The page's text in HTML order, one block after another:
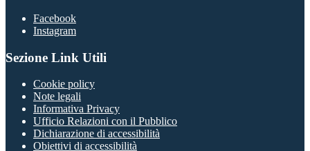
Facebook
Instagram
Sezione Link Utili
Cookie policy
Note legali
Informativa Privacy
Ufficio Relazioni con il Pubblico
Dichiarazione di accessibilità
Obiettivi di accessibilità